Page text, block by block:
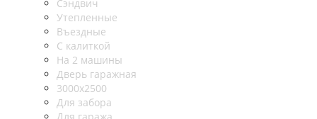
Сэндвич
Утепленные
Въездные
С калиткой
На 2 машины
Дверь гаражная
3000х2500
Для забора
Для гаража